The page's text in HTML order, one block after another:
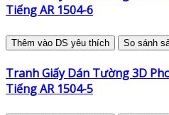
Tiếng AR 1504-6
Thêm vào DS yêu thích So sánh
Tranh Giấy Dán Tường 3D
Tiếng AR 1504-5